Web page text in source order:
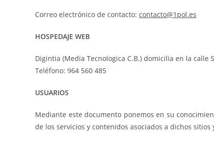
Correo electrónico de contacto: contacto@1pol.es
HOSPEDAJE WEB
Digintia (Media Tecnologica C.B.) domicilia en la calle
Teléfono: 964 560 485
USUARIOS
Mediante este documento ponemos en su
de los servicios y contenidos asociados a dichos